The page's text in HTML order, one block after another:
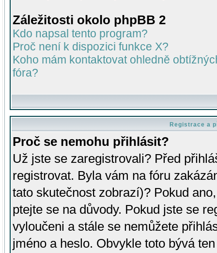
Záležitosti okolo phpBB 2
Kdo napsal tento program?
Proč není k dispozici funkce X?
Koho mám kontaktovat ohledně
fóra?
Registrace a
Proč se nemohu přihlásit?
Už jste se zaregistrovali? Před
registrovat. Byla vám na fóru
tato skutečnost zobrazí)? Pokud
ptejte se na důvody. Pokud jste se
vyloučeni a stále se nemůžete
jméno a heslo. Obvykle toto bývá